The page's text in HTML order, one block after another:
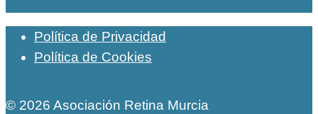
Política de Privacidad
Política de Cookies
© 2026 Asociación Retina Murcia